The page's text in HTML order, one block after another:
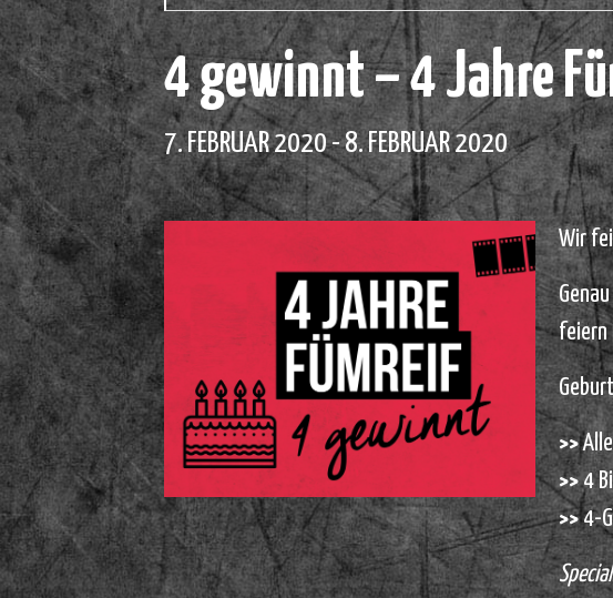
4 gewinnt – 4 Jahre
7. FEBRUAR 2020-8. FEBRUAR 2020
Wir
feiern
>>
>>4
>>4-